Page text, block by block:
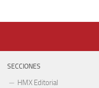
SECCIONES
HMX Editorial